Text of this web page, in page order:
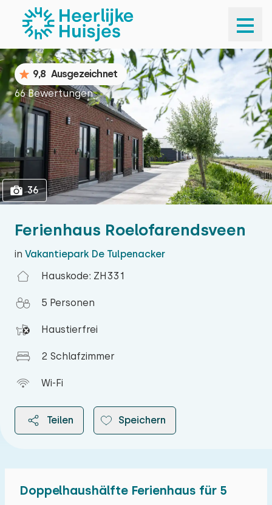
1
Ferienhaus Roelofarendsveen
in Vakantiepark De Tulpenacker
Hauskode: ZH331
5 Personen
Haustierfrei
2 Schlafzimmer
Wi-Fi
Teilen Speichern
9,8 Ausgezeichnet
66 Bewertungen
36
Doppelhaushälfte Ferienhaus für 5